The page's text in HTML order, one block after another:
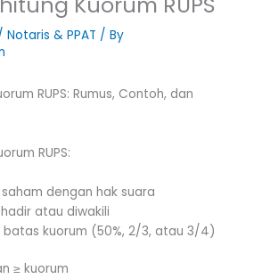
Notaris & PPAT / By
RUPS: Rumus, Contoh, dan
RUPS:
dengan hak suara
atau diwakili
batas kuorum (50%, 2/3, atau 3/4)
≥ kuorum